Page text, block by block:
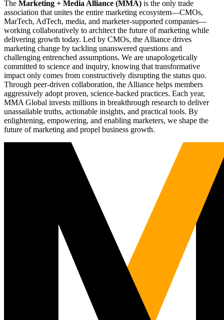
The Marketing + Media Alliance (MMA) is the only trade
association that unites the entire marketing ecosystem—CMOs,
MarTech, AdTech, media, and marketer-supported companies—
working collaboratively to architect the future of marketing while
delivering growth today. Led by CMOs, the Alliance drives
marketing change by tackling unanswered questions and
challenging entrenched assumptions. We are unapologetically
committed to science and inquiry, knowing that transformative
impact only comes from constructively disrupting the status quo.
Through peer-driven collaboration, the Alliance helps members
aggressively adopt proven, science-backed practices. Each year,
MMA Global invests millions in breakthrough research to deliver
unassailable truths, actionable insights, and practical tools. By
enlightening, empowering, and enabling marketers, we shape the
future of marketing and propel business growth.